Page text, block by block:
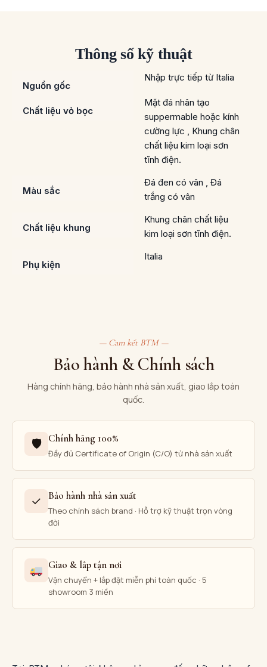
Thông số kỹ thuật
Nguồn gốc
Nhập trực tiếp từ Italia
Chất liệu vỏ bọc
Mặt đá nhân tạo
suppermable hoặc kính
cường lực , Khung chân
chất liệu kim loại sơn
tĩnh điện.
Màu sắc
Đá đen có vân , Đá
trắng có vân
Chất liệu khung
Khung chân chất liệu
kim loại sơn tĩnh điện.
Phụ kiện
Italia
— Cam kết BTM —
Bảo hành & Chính sách
Hàng chính hãng, bảo hành nhà sản xuất, giao lắp toàn
quốc.
🛡 Chính hãng 100%
Đầy đủ Certificate of Origin (C/O) từ nhà sản xuất
✓ Bảo hành nhà sản xuất
Theo chính sách brand · Hỗ trợ kỹ thuật trọn vòng
đời
Giao & lắp tận nơi
Vận chuyển + lắp đặt miễn phí toàn quốc · 5
showroom 3 miền